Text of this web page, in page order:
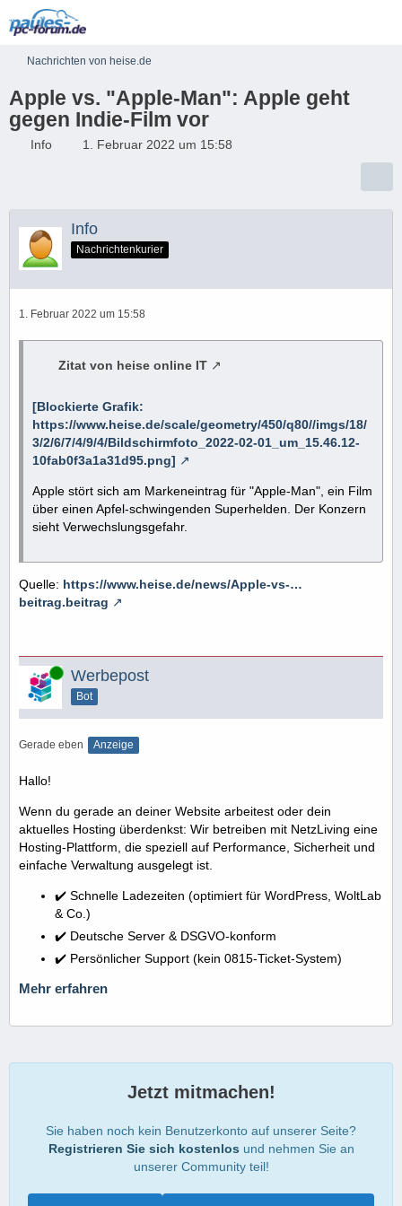
Nachrichten von heise.de
Apple vs. "Apple-Man": Apple geht
gegen Indie-Film vor
Info 1. Februar 2022 um 15:58
Info
Nachrichtenkurier
1. Februar 2022 um 15:58
Zitat von heise online IT
[Blockierte Grafik:
https://www.heise.de/scale/geometry/450/q80//imgs/18/
3/2/6/7/4/9/4/Bildschirmfoto_2022-02-01_um_15.46.12-
10fab0f3a1a31d95.png]
Apple stört sich am Markeneintrag für "Apple-Man", ein Film
über einen Apfel-schwingenden Superhelden. Der Konzern
sieht Verwechslungsgefahr.
Quelle: https://www.heise.de/news/Apple-vs-…
beitrag.beitrag
Online Werbepost
Bot
Gerade eben Anzeige
Hallo!
Wenn du gerade an deiner Website arbeitest oder dein
aktuelles Hosting überdenkst: Wir betreiben mit NetzLiving eine
Hosting-Plattform, die speziell auf Performance, Sicherheit und
einfache Verwaltung ausgelegt ist.
✔️ Schnelle Ladezeiten (optimiert für WordPress, WoltLab
& Co.)
✔️ Deutsche Server & DSGVO-konform
✔️ Persönlicher Support (kein 0815-Ticket-System)
Mehr erfahren
Jetzt mitmachen!
Sie haben noch kein Benutzerkonto auf unserer Seite?
Registrieren Sie sich kostenlos und nehmen Sie an
unserer Community teil!